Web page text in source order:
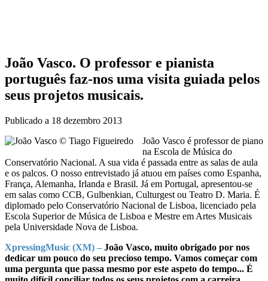
João Vasco. O professor e pianista
português faz-nos uma visita guiada pelos
seus projetos musicais.
Publicado a 18 dezembro 2013
João Vasco é professor de piano
na Escola de Música do
Conservatório Nacional. A sua vida é passada entre as salas de aula
e os palcos. O nosso entrevistado já atuou em países como Espanha,
França, Alemanha, Irlanda e Brasil. Já em Portugal, apresentou-se
em salas como CCB, Gulbenkian, Culturgest ou Teatro D. Maria. É
diplomado pelo Conservatório Nacional de Lisboa, licenciado pela
Escola Superior de Música de Lisboa e Mestre em Artes Musicais
pela Universidade Nova de Lisboa.
XpressingMusic (XM) – João Vasco, muito obrigado por nos
dedicar um pouco do seu precioso tempo. Vamos começar com
uma pergunta que passa mesmo por este aspeto do tempo... É